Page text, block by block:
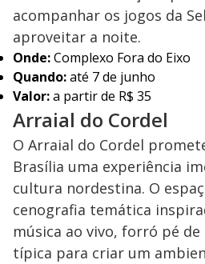
acompanhar os jogos da
aproveitar a noite.
Onde:Complexo Fora do Eixo
Quando:até 7 de junho
Valor:a partir de R$ 35
Arraial do Cordel
O Arraial do Cordel
Brasília uma experiência
cultura nordestina. O
cenografia temática
música ao vivo, forró pé
típica para criar um